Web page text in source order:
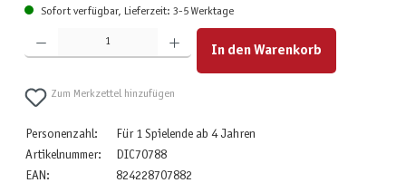
Sofort verfügbar, Lieferzeit: 3-5 Werktage
Produkt Anzahl: Gib den gewünschten Wert ein oder benutze die Schaltflächen um die Anzahl zu
In den Warenkorb
Zum Merkzettel hinzufügen
Personenzahl:
Für 1 Spielende ab 4 Jahren
Artikelnummer:
DIC70788
EAN:
824228707882